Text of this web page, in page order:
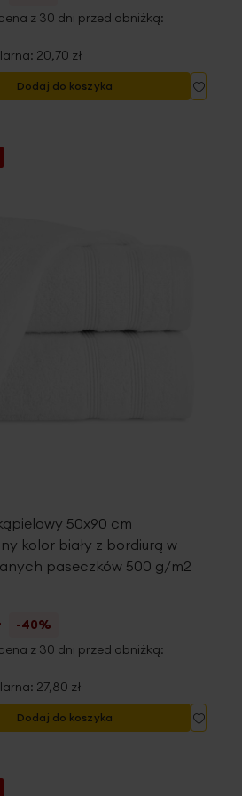
z 30 dni przed obniżką:
20,70 zł
Dodaj do koszyka
Dodaj
do
50x90 cm
kolor biały z bordiurą w
paseczków 500 g/m2
-40%
z 30 dni przed obniżką:
27,80 zł
Dodaj do koszyka
Dodaj
do